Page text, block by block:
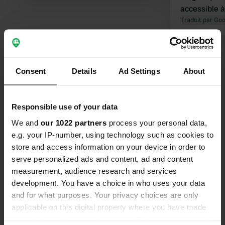
Consent Details Ad Settings About
Responsible use of your data
We and our 1022 partners process your personal data,
e.g. your IP-number, using technology such as cookies to
store and access information on your device in order to
serve personalized ads and content, ad and content
measurement, audience research and services
development. You have a choice in who uses your data
and for what purposes. Your privacy choices are only
applicable on this digital property where you have made
accessible
vivement
Traduit par
Contact
Emplacement
Chemin de las Serres
66180, Villeneuve-de-la-Raho, France